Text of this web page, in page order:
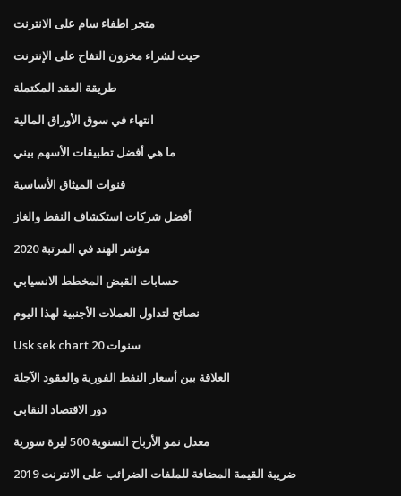
متجر اطفاء سام على الانترنت
حيث لشراء مخزون التفاح على الإنترنت
طريقة العقد المكتملة
انتهاء في سوق الأوراق المالية
ما هي أفضل تطبيقات الأسهم بيني
قنوات الميثاق الأساسية
أفضل شركات استكشاف النفط والغاز
مؤشر الهند في المرتبة 2020
حسابات القبض المخطط الانسيابي
نصائح لتداول العملات الأجنبية لهذا اليوم
Usk sek chart 20 سنوات
العلاقة بين أسعار النفط الفورية والعقود الآجلة
دور الاقتصاد النقابي
معدل نمو الأرباح السنوية 500 ليرة سورية
ضريبة القيمة المضافة للملفات الضرائب على الانترنت 2019